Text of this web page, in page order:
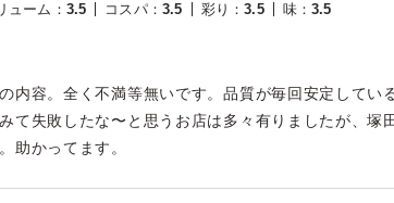
ューム ： 3.5 コスパ： 3.5 彩り ：3.5 味：3.5
内容。全く不満等無いです。品質が毎回安定してい
て失敗したな〜と思うお店は多々有りましたが、塚
助かってます。